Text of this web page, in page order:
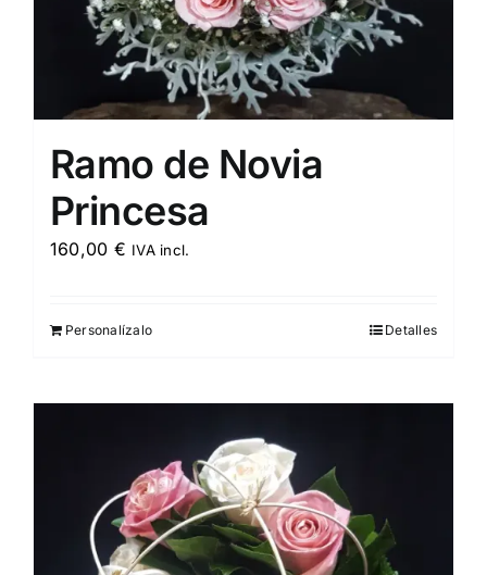
Ramo de Novia
Princesa
160,00 € IVA incl.
Personalízalo Detalles